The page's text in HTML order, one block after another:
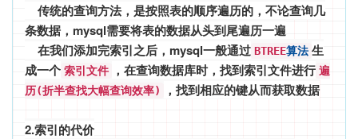
传统的查询方法，是按照表的顺序遍历的，不论查询几
条数据，mysql需要将表的数据从头到尾遍历一遍
在我们添加完索引之后，mysql一般通过 BTREE算法 生
成一个 索引文件 ，在查询数据库时，找到索引文件进行 遍
历(折半查找大幅查询效率)
，找到相应的键从而获取数据
2.索引的代价